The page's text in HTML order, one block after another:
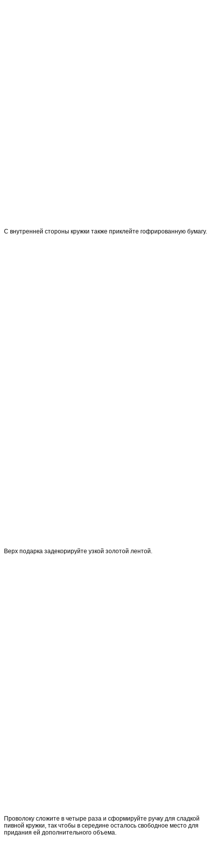
С внутренней стороны кружки также приклейте гофрированную бумагу.
Верх подарка задекорируйте узкой золотой лентой.
Проволоку сложите в четыре раза и сформируйте ручку для сладкой
пивной кружки, так чтобы в середине осталось свободное место для
придания ей дополнительного объема.